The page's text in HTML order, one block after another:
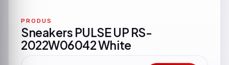
PRODUS
Sneakers PULSE UP RS-
2022W06042 White